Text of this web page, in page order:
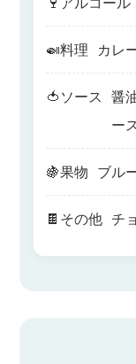
🍛料理 カレ
🍅ソース 醤
ー
🍇果物 ブル
🍫 その他 チ